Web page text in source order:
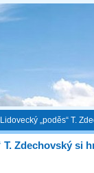
Lidovecký „poděs“ T.
T. Zdechovský si